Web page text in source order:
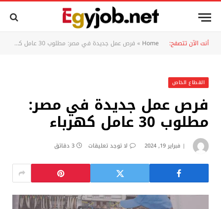
أنت الآن تتصفح: Home
» فرص عمل جديدة في مصر: مطلوب 30 عامل كهرباء
القطاع الخاص
فرص عمل جديدة في مصر:
مطلوب 30 عامل كهرباء
فبراير 19, 2024 لا توجد تعليقات 3 دقائق